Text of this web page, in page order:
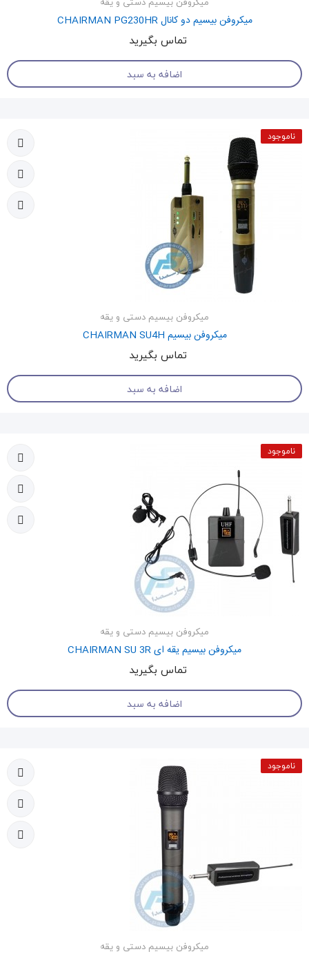
میکروفن بیسیم دو کانال CHAIRMAN PG230HR
تماس بگیرید
اضافه به سبد
ناموجود
میکروفن بیسیم دستی و یقه
میکروفن بیسیم CHAIRMAN SU4H
تماس بگیرید
اضافه به سبد
ناموجود
میکروفن بیسیم دستی و یقه
میکروفن بیسیم یقه ای CHAIRMAN SU 3R
تماس بگیرید
اضافه به سبد
ناموجود
میکروفن بیسیم دستی و یقه